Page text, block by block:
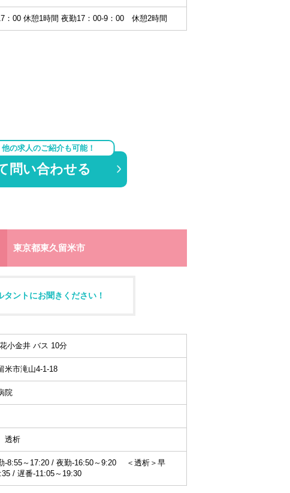
：00 休憩1時間 夜勤17：00-9：00 休憩2時間
の求人のご紹介も可能！
問い合わせる
東京都東久留米市
ントにお聞きください！
小金井 バス 10分
米市滝山4-1-18
院
透析
-8:55～17:20 / 夜勤-16:50～9:20 ＜透析＞早
/ 遅番-11:05～19:30